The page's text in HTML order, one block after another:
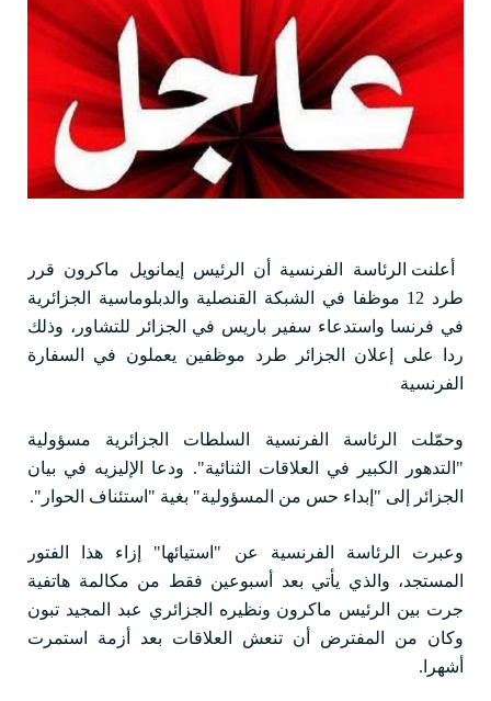
أعلنت الرئاسة الفرنسية أن الرئيس إيمانويل ماكرون قرر
طرد 12 موظفا في الشبكة القنصلية والدبلوماسية الجزائرية
في فرنسا واستدعاء سفير باريس في الجزائر للتشاور، وذلك
ردا على إعلان الجزائر طرد موظفين يعملون في السفارة
الفرنسية
وحمّلت الرئاسة الفرنسية السلطات الجزائرية مسؤولية
"التدهور الكبير في العلاقات الثنائية". ودعا الإليزيه في بيان
الجزائر إلى "إبداء حس من المسؤولية" بغية "استئناف الحوار".
وعبرت الرئاسة الفرنسية عن "استيائها" إزاء هذا الفتور
المستجد، والذي يأتي بعد أسبوعين فقط من مكالمة هاتفية
جرت بين الرئيس ماكرون ونظيره الجزائري عبد المجيد تبون
وكان من المفترض أن تنعش العلاقات بعد أزمة استمرت
أشهرا.